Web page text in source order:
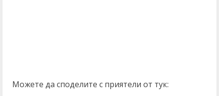
Можете да споделите с приятели от тук: